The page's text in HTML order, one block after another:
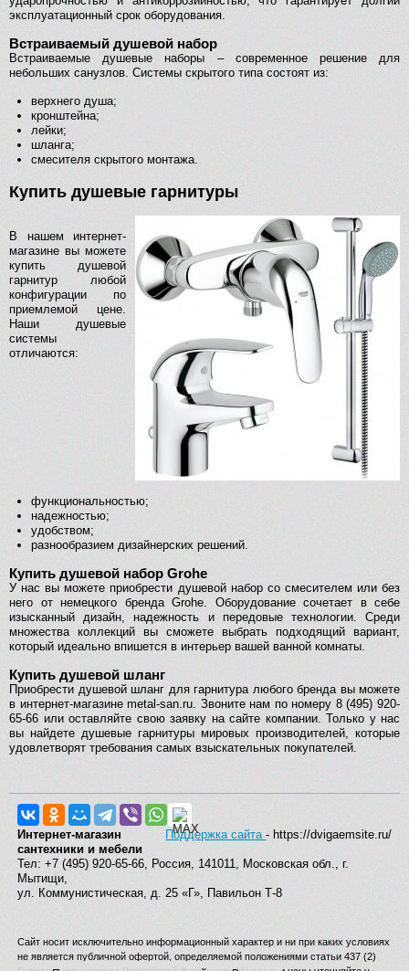
эксплуатационный срок оборудования.
Встраиваемый душевой набор
Встраиваемые душевые наборы – современное решение для
небольших санузлов. Системы скрытого типа состоят из:
верхнего душа;
кронштейна;
лейки;
шланга;
смесителя скрытого монтажа.
Купить душевые гарнитуры
В нашем интернет-
магазине вы можете
купить душевой
гарнитур любой
конфигурации по
приемлемой цене.
Наши душевые
системы
отличаются:
функциональностью;
надежностью;
удобством;
разнообразием дизайнерских решений.
Купить душевой набор Grohe
У нас вы можете приобрести душевой набор со смесителем или без
него от немецкого бренда Grohe. Оборудование сочетает в себе
изысканный дизайн, надежность и передовые технологии. Среди
множества коллекций вы сможете выбрать подходящий вариант,
который идеально впишется в интерьер вашей ванной комнаты.
Купить душевой шланг
Приобрести душевой шланг для гарнитура любого бренда вы можете
в интернет-магазине metal-san.ru. Звоните нам по номеру 8 (495) 920-
65-66 или оставляйте свою заявку на сайте компании. Только у нас
вы найдете душевые гарнитуры мировых производителей, которые
удовлетворят требования самых взыскательных покупателей.
Поддержка сайта- https://dvigaemsite.ru/
Интернет-магазин
сантехники и мебели
Тел: +7 (495) 920-65-66, Россия, 141011, Московская обл., г.
Мытищи,
ул. Коммунистическая, д. 25 «Г», Павильон Т-8
Сайт носит исключительно информационный характер и ни при каких условиях
не является публичной офертой, определяемой положениями статьи 437 (2)